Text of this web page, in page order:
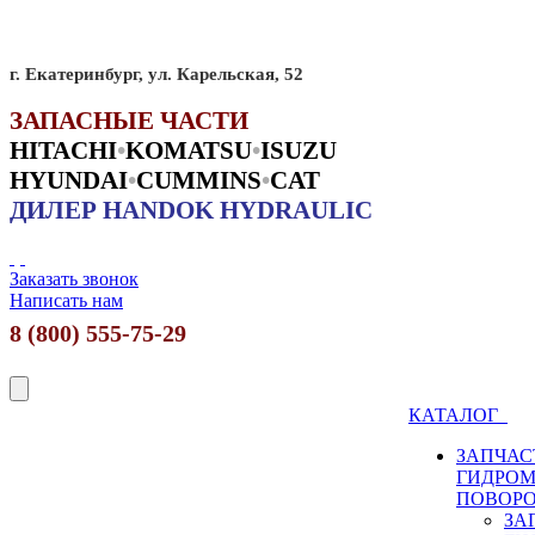
г. Екатеринбург, ул. Карельская, 52
ЗАПАСНЫЕ ЧАСТИ
HITACHI•KOMATSU•ISUZU
HYUNDAI•CUMMINS•CAT
ДИЛЕР HANDOK HYDRAULIC
Заказать звонок
Написать нам
8 (800) 555-75-29
КАТАЛОГ